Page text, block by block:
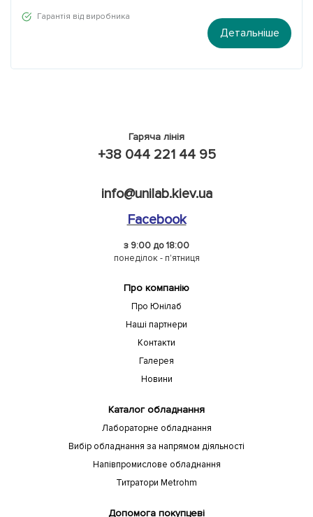
Гарантія від виробника
Детальніше
Гаряча лінія
+38 044 221 44 95
info@unilab.kiev.ua
Facebook
з 9:00 до 18:00
понеділок - п'ятниця
Про компанію
Про Юнілаб
Наші партнери
Контакти
Галерея
Новини
Каталог обладнання
Лабораторне обладнання
Вибір обладнання за напрямом діяльності
Напівпромислове обладнання
Титратори Metrohm
Допомога покупцеві